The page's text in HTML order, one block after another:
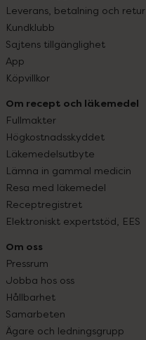
Leverans, betalning och retur
Kundklubb
Sajtens tillgänglighet
App
Köpvillkor
Om recept och läkemedel
Fullmakter
Högkostnadsskyddet
Läkemedelsutbyte
Lämna in gammal medicin
Resa med läkemedel
Receptregistret
Elektroniskt expertstöd, EES
Om oss
Pressrum
Jobba hos oss
Hållbarhet
Samarbeten
Ägare och ledningsgrupp